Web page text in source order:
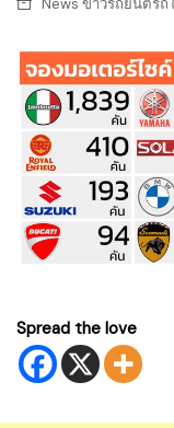
Spread the love